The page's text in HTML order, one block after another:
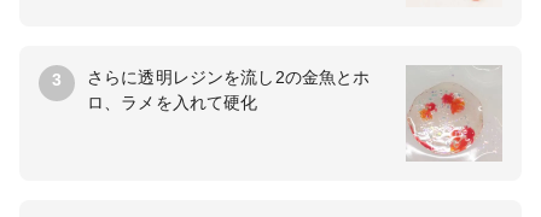
3
さらに透明レジンを流し2の金魚とホ
ロ、ラメを入れて硬化